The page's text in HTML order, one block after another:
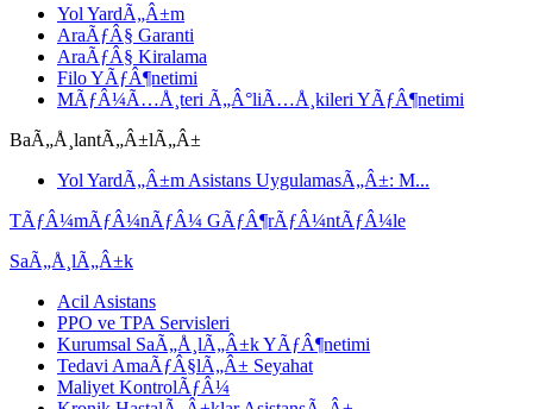
Yol YardÃ„Â±m
AraÃƒÂ§ Garanti
AraÃƒÂ§ Kiralama
Filo YÃƒÂ¶netimi
MÃƒÂ¼Ã…Å¸teri Ã„Â°liÃ…Å¸kileri YÃƒÂ¶netimi
BaÃ„Å¸lantÃ„Â±lÃ„Â±
Yol YardÃ„Â±m Asistans UygulamasÃ„Â±: M...
TÃƒÂ¼mÃƒÂ¼nÃƒÂ¼ GÃƒÂ¶rÃƒÂ¼ntÃƒÂ¼le
SaÃ„Å¸lÃ„Â±k
Acil Asistans
PPO ve TPA Servisleri
Kurumsal SaÃ„Å¸lÃ„Â±k YÃƒÂ¶netimi
Tedavi AmaÃƒÂ§lÃ„Â± Seyahat
Maliyet KontrolÃƒÂ¼